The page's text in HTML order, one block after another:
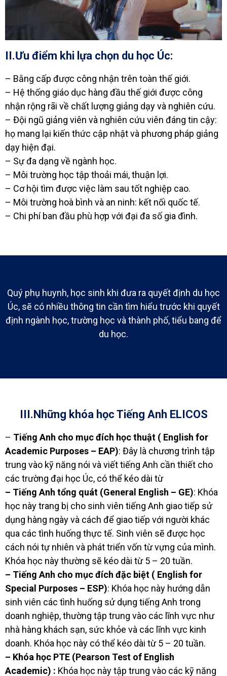
II.Ưu điểm khi lựa chọn du học Úc:
– Bằng cấp được công nhận trên toàn thế giới.
– Hệ thống giáo dục hàng đầu thế giới được công
nhận rộng rãi về chất lượng giảng dạy và nghiên cứu.
– Đội ngũ giảng viên và nghiên cứu viên đáng tin cậy:
họ mang lại kiến thức cập nhật và phương pháp giảng
dạy hiện đại.
– Sự đa dạng về ngành học.
– Môi trường học tập thoải mái, thuận lợi.
– Cơ hội tìm được việc làm sau tốt nghiệp cao.
– Môi trường hoà bình và an ninh: kết nối quốc tế.
– Chi phí ban đầu phù hợp với đại đa số gia đình.
Quý phụ huynh, học sinh khi đưa ra quyết định du học
Úc, sẽ có nhiều thông tin cần tìm hiểu trước khi quyết
định ngành học, trường học và thành phố, tiểu bang để
du học.
III.Những khóa học Tiếng Anh ELICOS
– Tiếng Anh cho mục đích học thuật ( English for
Academic Purposes – EAP): Đây là chương trình tập
trung vào kỹ năng nói và viết tiếng Anh cần thiết cho
các trường đại học Úc, có thể kéo dài từ
– Tiếng Anh tổng quát (General English – GE): Khóa
học này trang bị cho sinh viên tiếng Anh giao tiếp sử
dụng hàng ngày và cách để giao tiếp với người khác
qua các tình huống thực tế. Sinh viên sẽ được học
cách nói tự nhiên và phát triển vốn từ vựng của mình.
Khóa học này thường sẽ kéo dài từ 5 – 20 tuần.
– Tiếng Anh cho mục đích đặc biệt ( English for
Special Purposes – ESP): Khóa học này hướng dẫn
sinh viên các tình huống sử dụng tiếng Anh trong
doanh nghiệp, thường tập trung vào các lĩnh vực như
nhà hàng khách sạn, sức khỏe và các lĩnh vực kinh
doanh. Khóa học này có thể kéo dài từ 5 – 20 tuần.
– Khóa học PTE (Pearson Test of English
Academic) : Khóa học này tập trung vào các kỹ năng